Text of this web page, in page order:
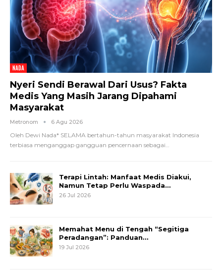
NADA
Nyeri Sendi Berawal Dari Usus? Fakta
Medis Yang Masih Jarang Dipahami
Masyarakat
Metronom 6 Agu 2026
Oleh Dewi Nada* SELAMA bertahun-tahun masyarakat Indonesia
terbiasa menganggap gangguan pencernaan sebagai…
Terapi Lintah: Manfaat Medis Diakui,
Namun Tetap Perlu Waspada…
26 Jul 2026
Memahat Menu di Tengah “Segitiga
Peradangan”: Panduan…
19 Jul 2026